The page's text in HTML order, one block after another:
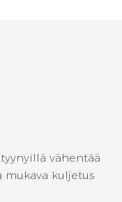
vähentää
mukava kuljetus